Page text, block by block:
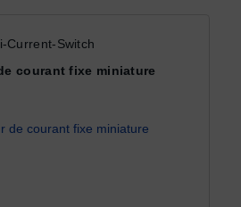
Current-Switch
courant fixe miniature